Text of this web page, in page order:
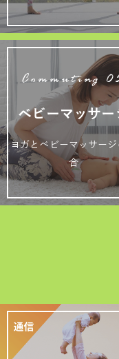
Commuting
ベビーマッサー
ヨガとベビーマッサージ
合